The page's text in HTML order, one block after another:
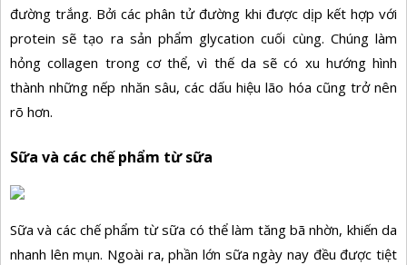
đường trắng. Bởi các phân tử đường khi được dịp kết hợp với
protein sẽ tạo ra sản phẩm glycation cuối cùng. Chúng làm
hỏng collagen trong cơ thể, vì thế da sẽ có xu hướng hình
thành những nếp nhăn sâu, các dấu hiệu lão hóa cũng trở nên
rõ hơn.
Sữa và các chế phẩm từ sữa
Sữa và các chế phẩm từ sữa có thể làm tăng bã nhờn, khiến da
nhanh lên mụn. Ngoài ra, phần lớn sữa ngày nay đều được tiệt